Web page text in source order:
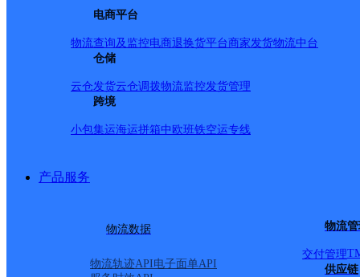
电商平台
物流查询及监控电商退换货平台商家发货物流中台
仓储
云仓发货云仓调拨物流监控发货管理
跨境
小包集运海运拼箱中欧班铁空运专线
产品服务
物流数据
物流轨迹API电子面单API
物流
交付管理
供应链
网点地址：洮北区海明街道中兴东大路67-7门市
网点负责人：